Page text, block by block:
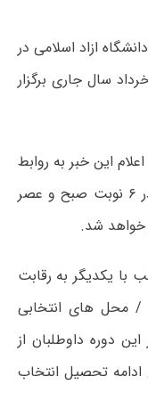
ازاد اسلامی در
پنج شنبه و جمعه و شنبه ۸ و ۹ و۱۰ خرداد سال جاری برگزار
این خبر به روابط
عمومی آزمون گفت: آزمون ارشد امسال در ۶ نوبت صبح و عصر
خواهد شد.
نفر داوطلب با یکدیگر به رقابت
/ محل های انتخابی
دوره داوطلبان از
را برای ادامه تحصیل انتخاب